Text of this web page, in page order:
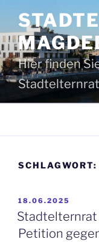
Inhalt
springen
Hier finden
SCHLAGWORT:
VERÖFFENTLICHT
AM
18.06.2025
Petition